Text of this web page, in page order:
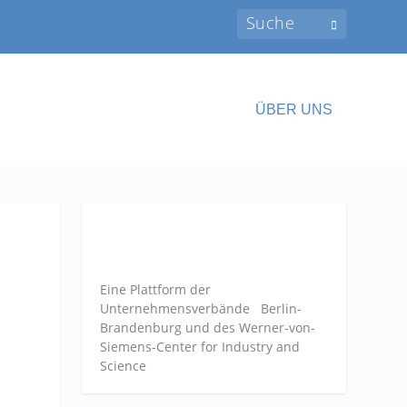
ÜBER UNS
Eine Plattform der
Unternehmensverbände Berlin-
Brandenburg und des Werner-von-
Siemens-Center for Industry and
Science